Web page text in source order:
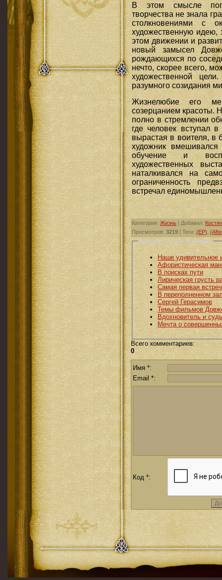
В этом смысле
творчества не знала
столкновениями с
художественную
этом движении и
новый замысел
рождающихся по
нечто, скорее всего,
художественной
разумного созидания
Жизнелюбие его
созерцанием красоты.
полно в стремлении
где человек вступал
вырастая в воителя, в
художник вмешивался
обучение и
художественных
наталкивался на
ограниченность
встречал
Категория: Жизнь Добавил: Костян
Просмотров: 3219 Теги: (EP)
Другие статьи по теме:
Наше удивительное
Афористическая
В поисках пути
Лирическая грусть
Самая первая
В переполненном
Сергей Герасимов
Темы фильмов
Вдохновитель и
Мечта о
Всего комментариев:
0
Имя *:
Email *:
Код *: